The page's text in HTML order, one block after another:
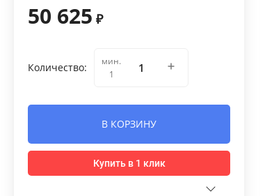
50 625 ₽
Количество:
мин.
1
В КОРЗИНУ
Купить в 1 клик